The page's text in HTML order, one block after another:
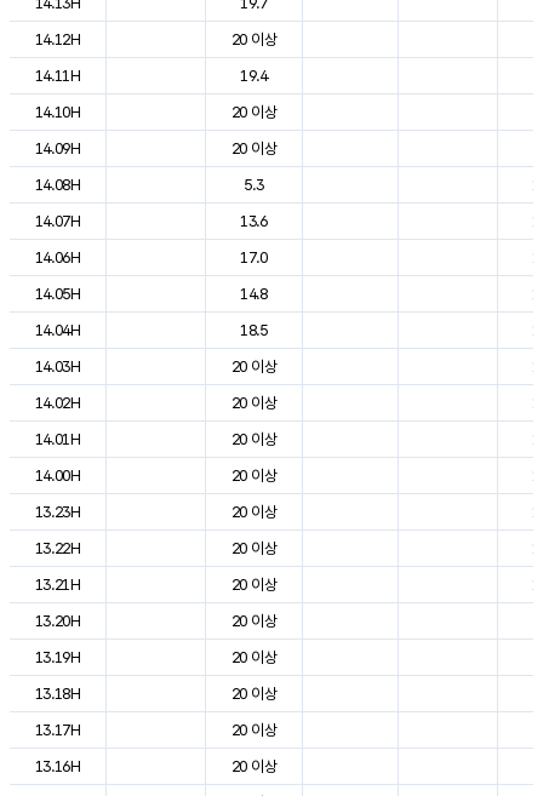
14.12H
20 이상
14.11H
19.4
14.10H
20 이상
14.09H
20 이상
14.08H
5.3
14.07H
13.6
14.06H
17.0
14.05H
14.8
14.04H
18.5
14.03H
20 이상
14.02H
20 이상
14.01H
20 이상
14.00H
20 이상
13.23H
20 이상
13.22H
20 이상
13.21H
20 이상
13.20H
20 이상
13.19H
20 이상
13.18H
20 이상
13.17H
20 이상
13.16H
20 이상